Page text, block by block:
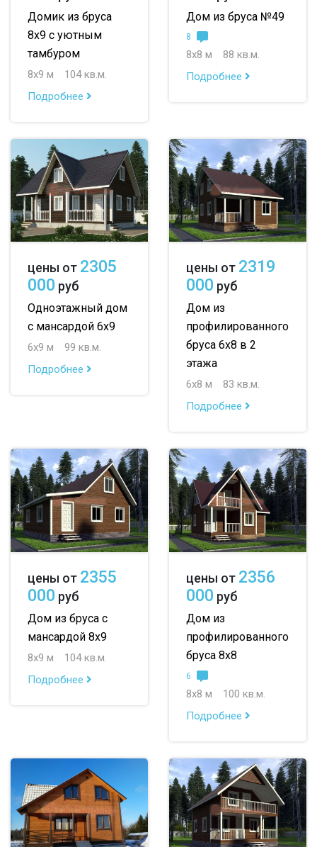
Домик из бруса
8х9 с уютным
тамбуром
8х9 м
104 кв.м.
Подробнее
Дом из бруса №49
8
8х8 м
88 кв.м.
Подробнее
цены от 2305
000 руб
Одноэтажный дом
с мансардой 6х9
6х9 м
99 кв.м.
Подробнее
цены от 2319
000 руб
Дом из
профилированного
бруса 6х8 в 2
этажа
6х8 м
83 кв.м.
Подробнее
цены от 2355
000 руб
Дом из бруса с
мансардой 8х9
8х9 м
104 кв.м.
Подробнее
цены от 2356
000 руб
Дом из
профилированного
бруса 8х8
6
8х8 м
100 кв.м.
Подробнее